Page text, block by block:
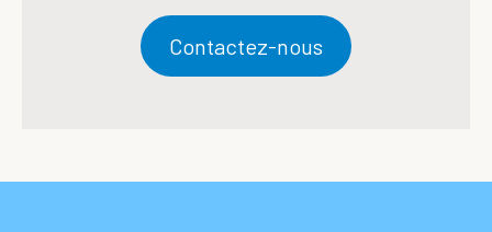
Contactez-nous